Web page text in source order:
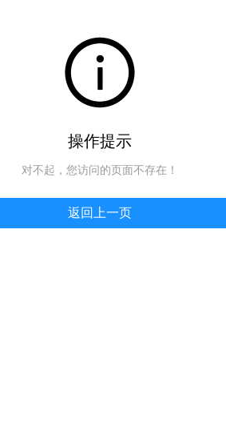
操作提示
对不起，您访问的页面不存在！
返回上一页